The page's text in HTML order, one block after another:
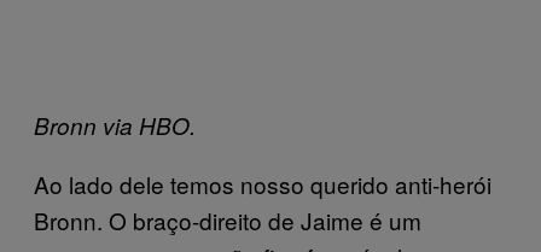
Bronn via HBO.
Ao lado dele temos nosso querido anti-herói
Bronn. O braço-direito de Jaime é um